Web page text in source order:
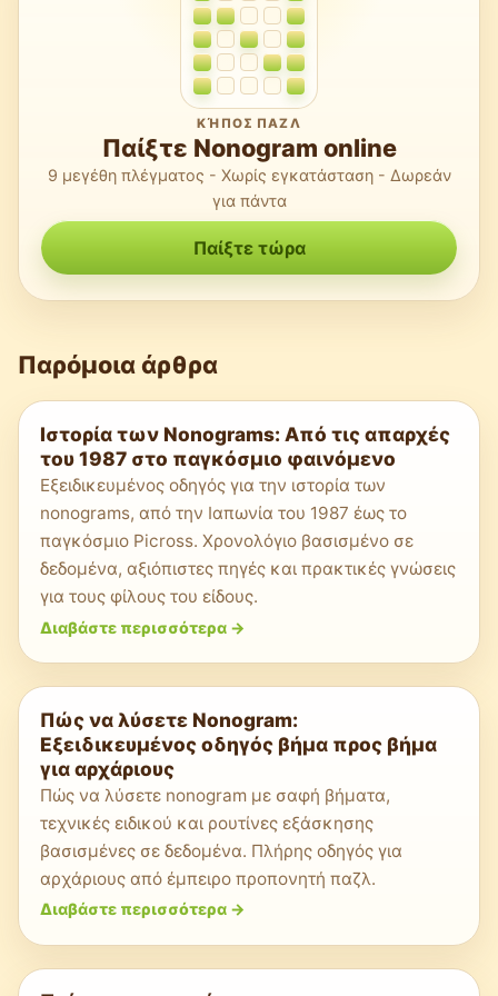
ΚΉΠΟΣ ΠΑΖΛ
Παίξτε Nonogram online
9 μεγέθη πλέγματος - Χωρίς εγκατάσταση - Δωρεάν
για πάντα
Παίξτε τώρα
Παρόμοια άρθρα
Ιστορία των Nonograms: Από τις απαρχές
του 1987 στο παγκόσμιο φαινόμενο
Εξειδικευμένος οδηγός για την ιστορία των
nonograms, από την Ιαπωνία του 1987 έως το
παγκόσμιο Picross. Χρονολόγιο βασισμένο σε
δεδομένα, αξιόπιστες πηγές και πρακτικές γνώσεις
για τους φίλους του είδους.
Διαβάστε περισσότερα ->
Πώς να λύσετε Nonogram:
Εξειδικευμένος οδηγός βήμα προς βήμα
για αρχάριους
Πώς να λύσετε nonogram με σαφή βήματα,
τεχνικές ειδικού και ρουτίνες εξάσκησης
βασισμένες σε δεδομένα. Πλήρης οδηγός για